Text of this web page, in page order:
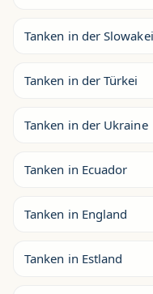
Tanken in der Slowakei
Tanken in der Türkei
Tanken in der Ukraine
Tanken in Ecuador
Tanken in England
Tanken in Estland